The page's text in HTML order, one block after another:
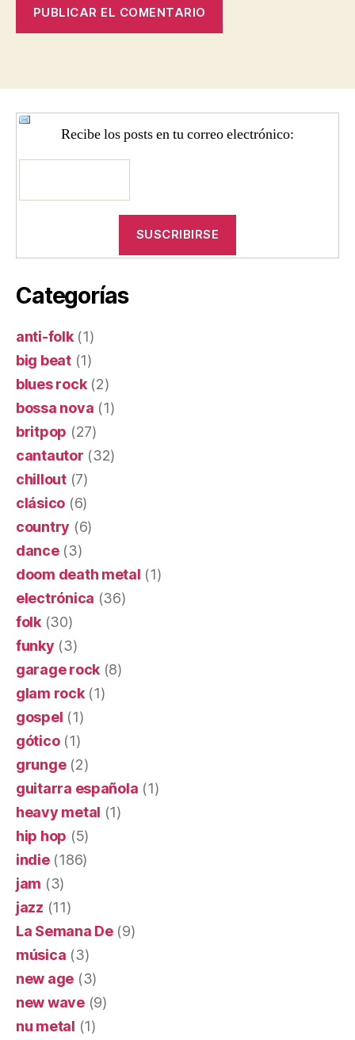
Recibe los posts en tu correo electrónico:
Categorías
anti-folk(1)
big beat(1)
blues rock(2)
bossa nova (1)
britpop (27)
cantautor (32)
chillout(7)
clásico (6)
country (6)
dance(3)
doom death metal (1)
electrónica (36)
folk(30)
funky (3)
garage rock (8)
glam rock(1)
gospel (1)
gótico(1)
grunge(2)
guitarra española (1)
heavy metal (1)
hip hop (5)
indie(186)
jam (3)
jazz (11)
La Semana De(9)
música (3)
new age (3)
new wave(9)
nu metal (1)